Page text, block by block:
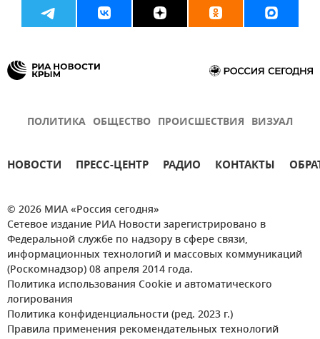
ПОЛИТИКА ОБЩЕСТВО ПРОИСШЕСТВИЯ ВИЗУАЛ
НОВОСТИ ПРЕСС-ЦЕНТР РАДИО КОНТАКТЫ
© 2026 МИА «Россия сегодня»
Сетевое издание РИА Новости зарегистрировано в
Федеральной службе по надзору в сфере связи,
информационных технологий и массовых коммуникаций
(Роскомнадзор) 08 апреля 2014 года.
Политика использования Cookie и автоматического
логирования
Политика конфиденциальности (ред. 2023 г.)
Правила применения рекомендательных технологий